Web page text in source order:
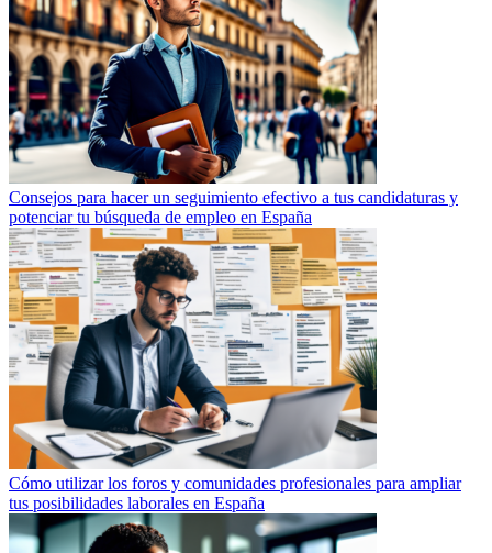
Consejos para hacer un seguimiento efectivo a tus candidaturas y
potenciar tu búsqueda de empleo en España
Cómo utilizar los foros y comunidades profesionales para ampliar
tus posibilidades laborales en España